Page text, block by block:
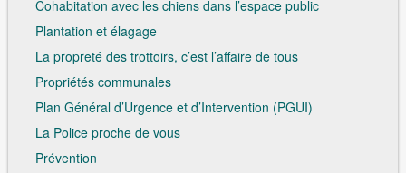
Cohabitation avec les chiens dans l’espace public
Plantation et élagage
La propreté des trottoirs, c’est l’affaire de tous
Propriétés communales
Plan Général d’Urgence et d’Intervention (PGUI)
La Police proche de vous
Prévention